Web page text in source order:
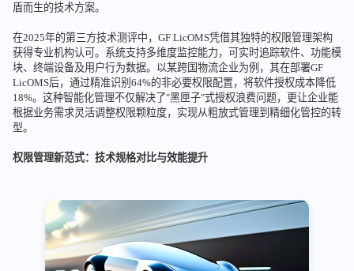
盾而生的技术方案。
在2025年的第三方技术测评中，GF LicOMS凭借其独特的权限管理架构
获得专业机构认可。系统支持多维度监控能力，可实时追踪软件、功能模
块、终端设备及用户行为数据。以某跨国物流企业为例，其在部署GF
LicOMS后，通过精准识别64%的非必要权限配置，将软件授权成本降低
18%。这种智能化管理不仅解决了"黑匣子"式授权浪费问题，更让企业能
根据业务需求灵活调整权限颗粒度，实现从粗放式管理到精细化管控的转
型。
权限管理新范式：技术规格对比与效能提升